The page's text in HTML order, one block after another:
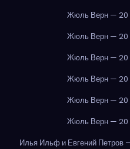
Жюль Верн — 20
Жюль Верн — 20
Жюль Верн — 20
Жюль Верн — 20
Жюль Верн — 20
Жюль Верн — 20
Илья Ильф и Евгений Петров